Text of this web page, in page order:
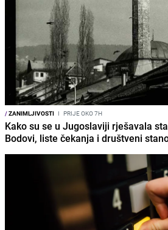
/ZANIMLJIVOSTI I PRIJE OKO 7H
Kako su se u Jugoslaviji rješavala
Bodovi, liste čekanja i društveni